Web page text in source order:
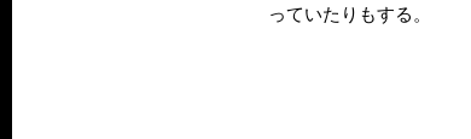
っていたりもする。